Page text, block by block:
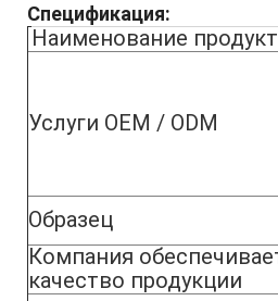
Спецификация:
Наименование
Услуги OEM / ODM
Образец
Компания
качество продукции